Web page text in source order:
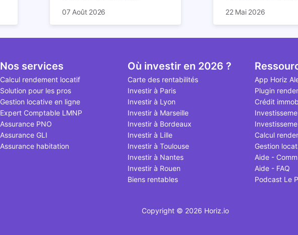
des prochaines décennies. Il
et de la construction, et par
plus mal documentés en ligne.
d'assouplissement se succèdent
bien que beaucoup d'articles
décrivent un dispositif allégé
qui, à ce jour, n'existe pas. Voici
le point à jour d'août 2026.
07 Août 2026
de loyers… la
avantages. Elle offre
attractif, surtout si
votre bien via Airbnb.
appartement sera
rendement locatif sur
fonction de plusieurs
emplacement du
d’occupation, frais
et qualité de
dans cet article.
22 Mai 2026
Nos services
Calcul rendement locatif
Solution pour les pros
Gestion locative en ligne
Expert Comptable LMNP
Assurance PNO
Assurance GLI
Assurance habitation
Où investir en 2026 ?
Carte des rentabilités
Investir à Paris
Investir à Lyon
Investir à Marseille
Investir à Bordeaux
Investir à Lille
Investir à Toulouse
Investir à Nantes
Investir à Rouen
Biens rentables
App Horiz
Plugin
Crédit
Calcul
Gestion
Aide -
Aide - FAQ
Podcast Le
Copyright © 2026 Horiz.io